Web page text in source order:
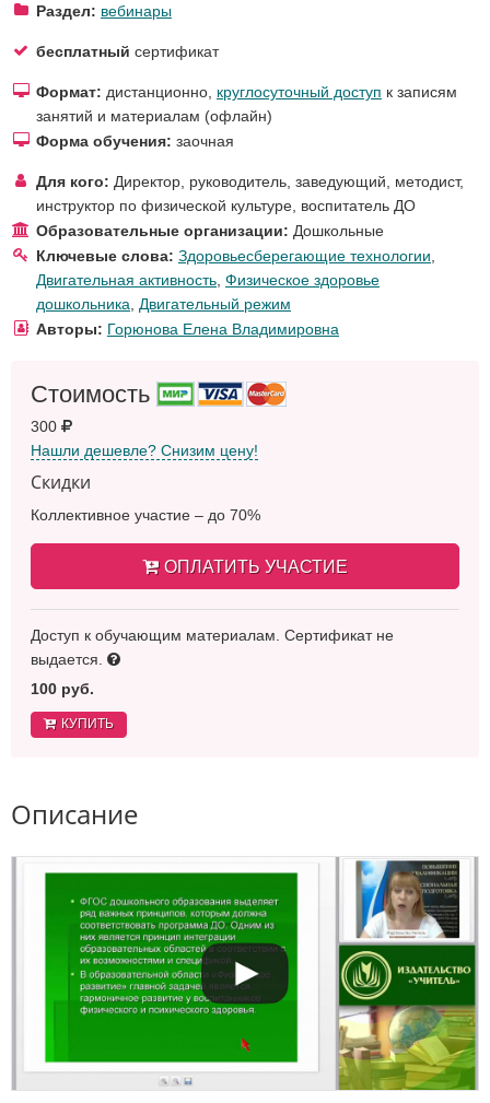
Раздел: вебинары
бесплатный сертификат
Формат: дистанционно, круглосуточный доступ к записям
занятий и материалам (офлайн)
Форма обучения: заочная
Для кого: Директор, руководитель, заведующий методист,
инструктор по физической культуре воспитатель ДО
Образовательные организации: Дошкольные
Ключевые слова: Здоровьесберегающие технологии
Двигательная активность Физическое здоровье
дошкольника
Двигательный режим
Авторы: Горюнова Елена Владимировна
Стоимость
300
Нашли дешевле? Снизим цену!
Скидки
Коллективное участие – до 70%
ОПЛАТИТЬ УЧАСТИЕ
Доступ к обучающим материалам. Сертификат не
выдается.
100 руб.
КУПИТЬ
Описание